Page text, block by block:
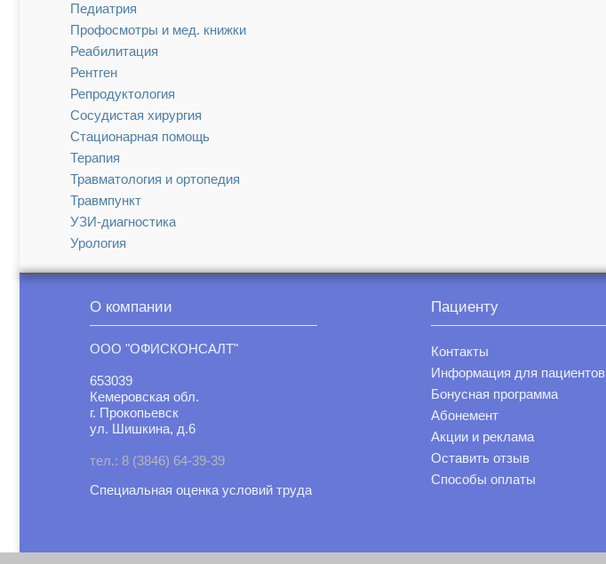
Педиатрия
Профосмотры и мед. книжки
Реабилитация
Рентген
Репродуктология
Сосудистая хирургия
Стационарная помощь
Терапия
Травматология и ортопедия
Травмпункт
УЗИ-диагностика
Урология
Эндокринология
О компании
ООО "ОФИСКОНСАЛТ"
653039
Кемеровская обл.
г. Прокопьевск
ул. Шишкина, д.6
тел.: 8 (3846) 64-39-39
Специальная оценка условий труда
Пациенту
Контакты
Информация для пациентов
Бонусная программа
Абонемент
Акции и реклама
Оставить отзыв
Способы оплаты